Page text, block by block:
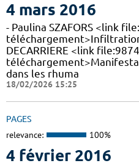
4 mars 2016
- Paulina SZAFORS <link
DECARRIERE <link
dans les rhuma
18/02/2026 15:25
PAGES
relevance: 100%
4 février 2016